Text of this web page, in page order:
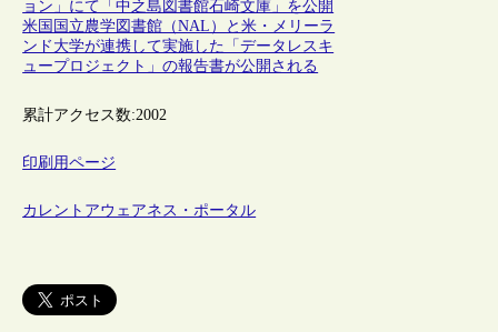
ョン」にて「中之島図書館石崎文庫」を公開
米国国立農学図書館（NAL）と米・メリーラ
ンド大学が連携して実施した「データレスキ
ュープロジェクト」の報告書が公開される
累計アクセス数:2002
印刷用ページ
カレントアウェアネス・ポータル